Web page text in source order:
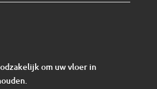
om uw vloer in